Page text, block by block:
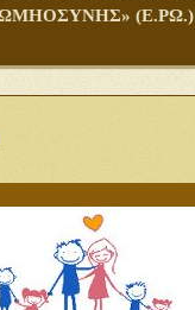
(Ε.ΡΩ.)